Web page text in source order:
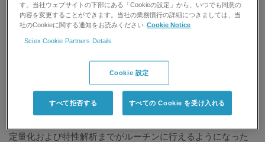
を定量へと発展させるためには特別な方法とある程度の妥協
が必要でした。多くの場合、長期にわたる研究プロジェクト
ク質同定リストでした。
SCIEXがご提供する革新的なツールは、プロテオミクス研究
から意味のある答えを迅速に自信を持って見つけ出すことを
可能にします。革新的なZenoトラップと電子励起解離
定量化および特性解析までがルーチンに行えるようになった
す。当社ウェブサイトの下部にある「Cookieの設定」から、いつでも同意の
内容を変更することができます。当社の業務慣行の詳細につきましては、当
社のCookieに関する通知をお読みください Cookie Notice
Sciex Cookie Partners Details
Cookie 設定
すべて拒否する すべての Cookie を受け入れる